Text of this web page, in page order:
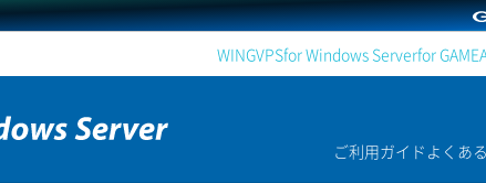
WINGVPSfor Windows Serverfor GAME
ご利用ガイド よくあ